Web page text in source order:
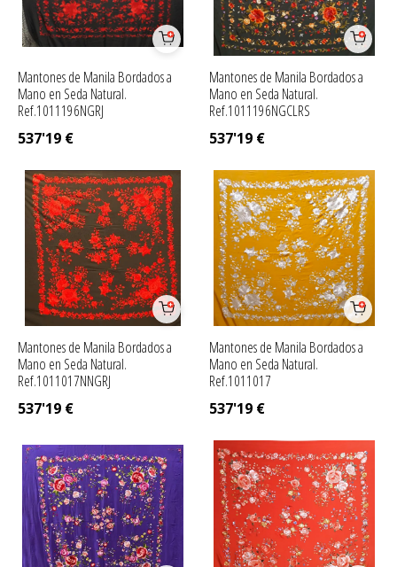
Mantones de Manila Bordados a
Mano en Seda Natural.
Ref.1011196NGRJ
537'19 €
Mantones de Manila Bordados a
Mano en Seda Natural.
Ref.1011196NGCLRS
537'19 €
Mantones de Manila Bordados a
Mano en Seda Natural.
Ref.1011017NNGRJ
537'19 €
Mantones de Manila Bordados a
Mano en Seda Natural.
Ref.1011017
537'19 €